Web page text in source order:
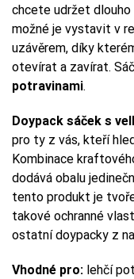
chcete udržet dlouho
možné je vystavit v
uzávěrem, díky
otevírat a zavírat.
potravinami.
Doypack sáček s
pro ty z vás, kteří
Kombinace
dodává obalu
tento produkt je
takové ochranné
ostatní doypacky z
Vhodné pro: lehčí